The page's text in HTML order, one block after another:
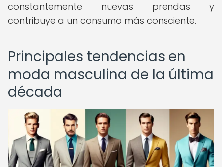
constantemente nuevas prendas y
contribuye a un consumo más consciente.
Principales tendencias en
moda masculina de la última
década